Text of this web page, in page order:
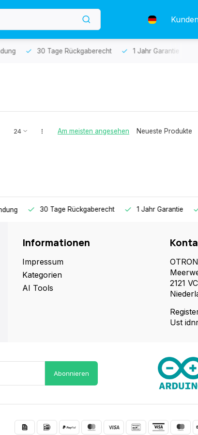
An Werktagen vor 14:00 Uhr bestellt = am selben Tag versendet.
Am meisten angesehen Neueste Produkte
An Werktagen vor 14:00 Uhr bestellt = am selben Tag
Informationen
Impressum
Kategorien
AI Tools
2121
Ust
Abonnieren